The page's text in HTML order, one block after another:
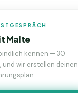
Malte
kennen — 30
und wir erstellen deinen